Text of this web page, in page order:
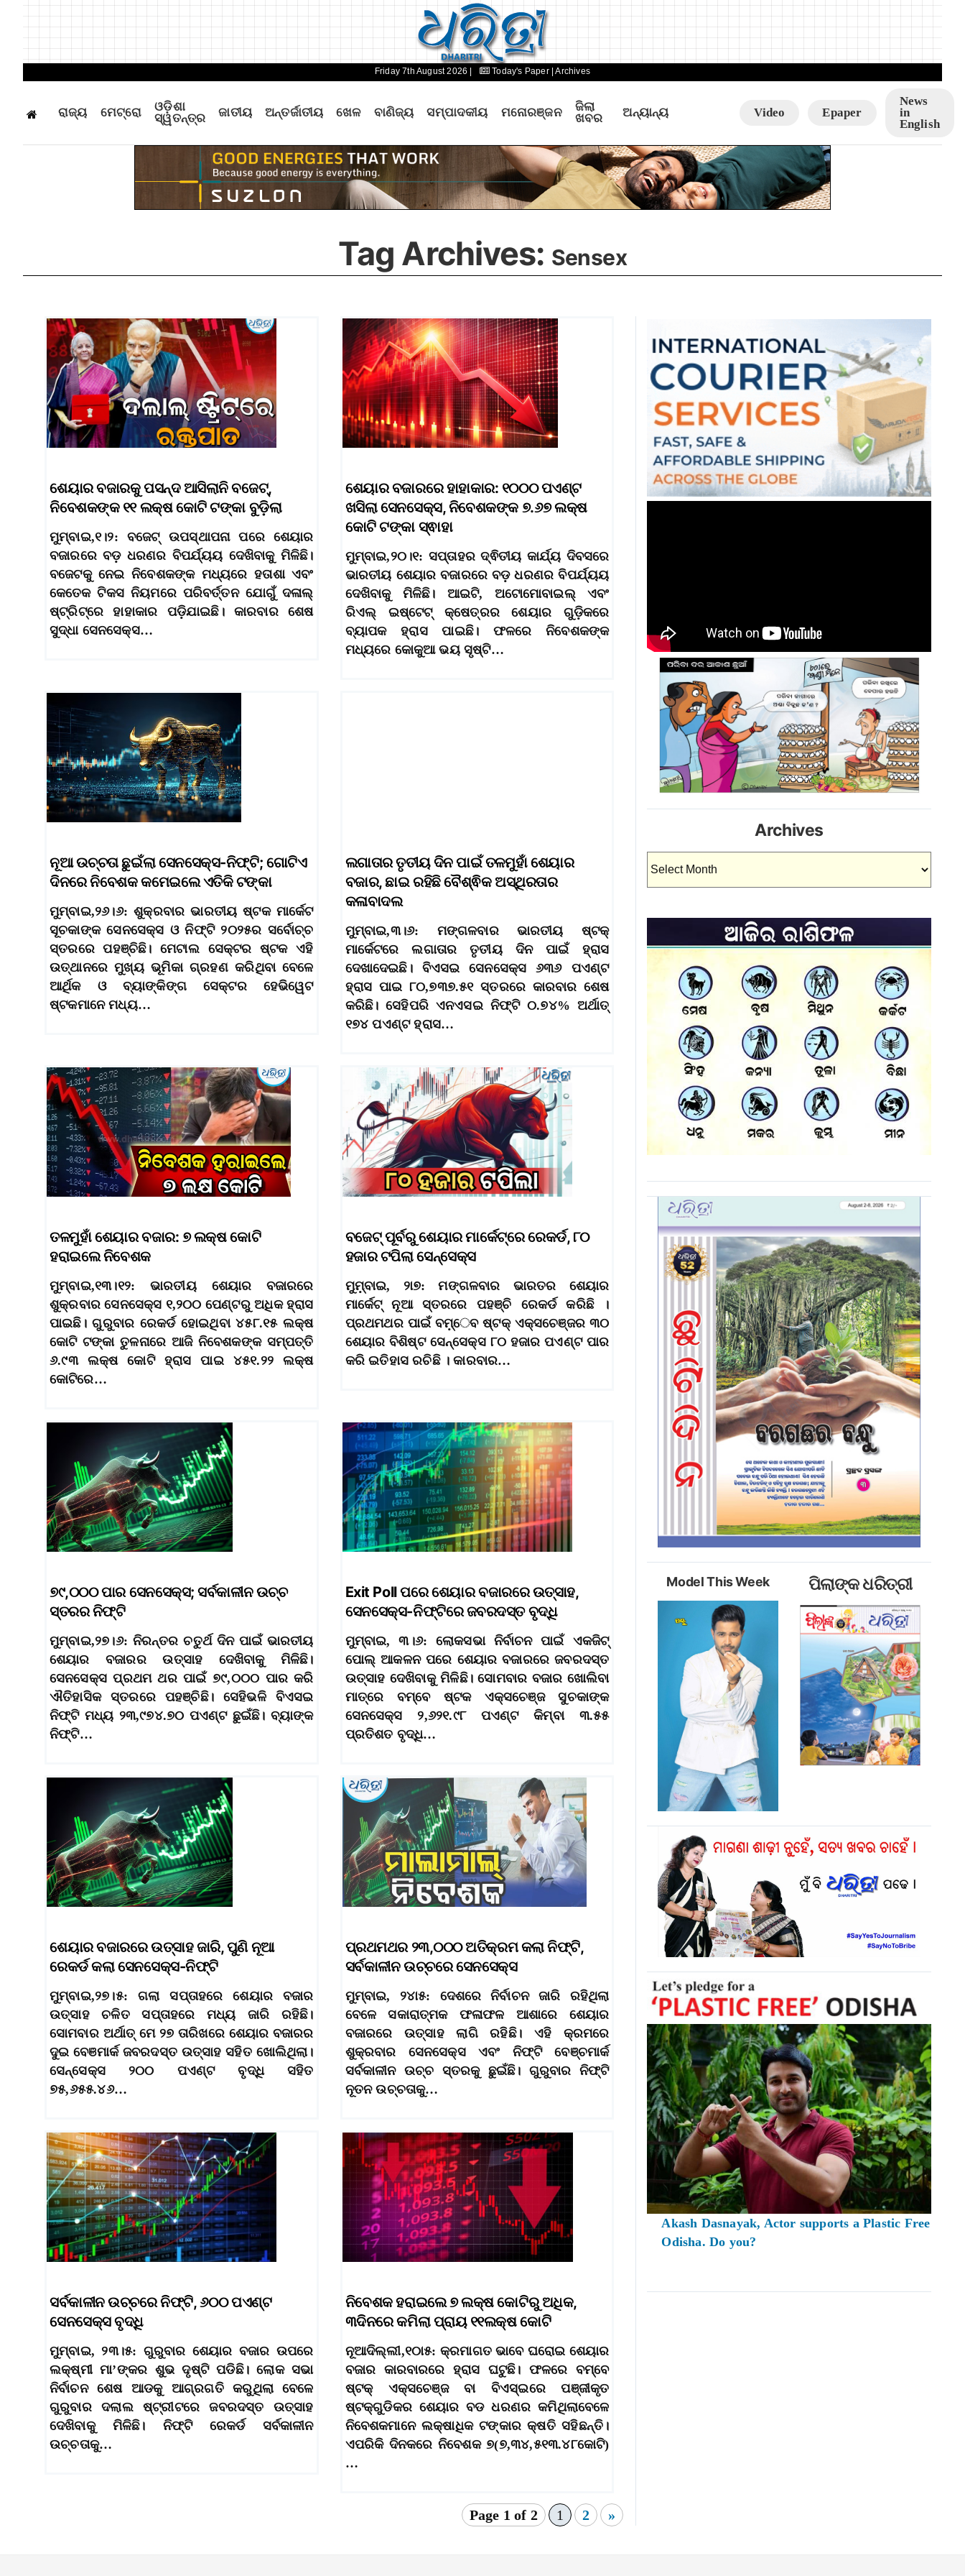
Friday 7th August 2026 | Today's Paper | Archives
ରାଜ୍ୟ ମେଟ୍ରୋ
ଓଡ଼ିଶା
ସ୍ୱତନ୍ତ୍ର
ଜାତୀୟ ଅନ୍ତର୍ଜାତୀୟ ଖେଳ ବାଣିଜ୍ୟ ସମ୍ପାଦକୀୟ ମନୋରଞ୍ଜନ
ଜିଲା
ଖବର
ଅନ୍ୟାନ୍ୟ Video Epaper
News
in
English
Tag Archives: Sensex
ଶେୟାର ବଜାରକୁ ପସନ୍ଦ ଆସିଲାନି ବଜେଟ୍,
ନିବେଶକଙ୍କ ୧୧ ଲକ୍ଷ କୋଟି ଟଙ୍କା ବୁଡ଼ିଲା
ମୁମ୍ବାଇ,୧।୨: ବଜେଟ୍ ଉପସ୍ଥାପନା ପରେ ଶେୟାର
ବଜାରରେ ବଡ଼ ଧରଣର ବିପର୍ଯ୍ୟୟ ଦେଖିବାକୁ ମିଳିଛି।
ବଜେଟକୁ ନେଇ ନିବେଶକଙ୍କ ମଧ୍ୟରେ ହତାଶା ଏବଂ
କେତେକ ଟିକସ ନିୟମରେ ପରିବର୍ତ୍ତନ ଯୋଗୁଁ ଦଳାଲ୍
ଷ୍ଟ୍ରିଟ୍‌ରେ ହାହାକାର ପଡ଼ିଯାଇଛି। କାରବାର ଶେଷ
ସୁଦ୍ଧା ସେନସେକ୍ସ…
ଶେୟାର ବଜାରରେ ହାହାକାର: ୧୦୦୦ ପଏଣ୍ଟ
ଖସିଲା ସେନସେକ୍ସ, ନିବେଶକଙ୍କ ୭.୬୭ ଲକ୍ଷ
କୋଟି ଟଙ୍କା ସ୍ଵାହା
ମୁମ୍ବାଇ,୨୦।୧: ସପ୍ତାହର ଦ୍ଵିତୀୟ କାର୍ଯ୍ୟ ଦିବସରେ
ଭାରତୀୟ ଶେୟାର ବଜାରରେ ବଡ଼ ଧରଣର ବିପର୍ଯ୍ୟୟ
ଦେଖିବାକୁ ମିଳିଛି। ଆଇଟି, ଅଟୋମୋବାଇଲ୍ ଏବଂ
ରିଏଲ୍ ଇଷ୍ଟେଟ୍ କ୍ଷେତ୍ରର ଶେୟାର ଗୁଡ଼ିକରେ
ବ୍ୟାପକ ହ୍ରାସ ପାଇଛି। ଫଳରେ ନିବେଶକଙ୍କ
ମଧ୍ୟରେ କୋକୁଆ ଭୟ ସୃଷ୍ଟି…
ନୂଆ ଉଚ୍ଚତା ଛୁଇଁଲା ସେନସେକ୍ସ-ନିଫ୍ଟି; ଗୋଟିଏ
ଦିନରେ ନିବେଶକ କମେଇଲେ ଏତିକି ଟଙ୍କା
ମୁମ୍ବାଇ,୨୬।୬: ଶୁକ୍ରବାର ଭାରତୀୟ ଷ୍ଟକ ମାର୍କେଟ
ସୂଚକାଙ୍କ ସେନସେକ୍ସ ଓ ନିଫ୍ଟି ୨୦୨୫ର ସର୍ବୋଚ୍ଚ
ସ୍ତରରେ ପହଞ୍ଚିଛି। ମେଟାଲ ସେକ୍ଟର ଷ୍ଟକ ଏହି
ଉତ୍ଥାନରେ ମୁଖ୍ୟ ଭୂମିକା ଗ୍ରହଣ କରିଥିବା ବେଳେ
ଆର୍ଥିକ ଓ ବ୍ୟାଙ୍କିଙ୍ଗ ସେକ୍ଟର ହେଭିୱେଟ
ଷ୍ଟକମାନେ ମଧ୍ୟ…
ଲଗାତାର ତୃତୀୟ ଦିନ ପାଇଁ ତଳମୁହାଁ ଶେୟାର
ବଜାର, ଛାଇ ରହିଛି ବୈଶ୍ଵିକ ଅସ୍ଥିରତାର
କଳାବାଦଲ
ମୁମ୍ବାଇ,୩।୬: ମଙ୍ଗଳବାର ଭାରତୀୟ ଷ୍ଟକ୍
ମାର୍କେଟରେ ଲଗାତାର ତୃତୀୟ ଦିନ ପାଇଁ ହ୍ରାସ
ଦେଖାଦେଇଛି। ବିଏସଇ ସେନସେକ୍ସ ୬୩୬ ପଏଣ୍ଟ
ହ୍ରାସ ପାଇ ୮୦,୭୩୭.୫୧ ସ୍ତରରେ କାରବାର ଶେଷ
କରିଛି। ସେହିପରି ଏନଏସଇ ନିଫ୍ଟି ୦.୭୪% ଅର୍ଥାତ୍
୧୭୪ ପଏଣ୍ଟ ହ୍ରାସ…
ତଳମୁହାଁ ଶେୟାର ବଜାର: ୭ ଲକ୍ଷ କୋଟି
ହରାଇଲେ ନିବେଶକ
ମୁମ୍ବାଇ,୧୩।୧୨: ଭାରତୀୟ ଶେୟାର ବଜାରରେ
ଶୁକ୍ରବାର ସେନସେକ୍ସ ୧,୨୦୦ ପେଣ୍ଟରୁ ଅଧିକ ହ୍ରାସ
ପାଇଛି। ଗୁରୁବାର ରେକର୍ଡ ହୋଇଥିବା ୪୫୮.୧୫ ଲକ୍ଷ
କୋଟି ଟଙ୍କା ତୁଳନାରେ ଆଜି ନିବେଶକଙ୍କ ସମ୍ପତ୍ତି
୬.୯୩ ଲକ୍ଷ କୋଟି ହ୍ରାସ ପାଇ ୪୫୧.୨୨ ଲକ୍ଷ
କୋଟିରେ…
ବଜେଟ୍‌ ପୂର୍ବରୁ ଶେୟାର ମାର୍କେଟ୍‌ରେ ରେକର୍ଡ, ୮୦
ହଜାର ଟପିଲା ସେନ୍‌ସେକ୍ସ
ମୁମ଼୍ବାଇ, ୨ା୭: ମଙ୍ଗଳବାର ଭାରତର ଶେୟାର
ମାର୍କେଟ୍‌ ନୂଆ ସ୍ତରରେ ପହଞ୍ଚି ରେକର୍ଡ କରିଛି ।
ପ୍ରଥମଥର ପାଇଁ ବମ଼୍େବ ଷ୍ଟକ୍‌ ଏକ୍ସଚେଞ୍ଜର ୩୦
ଶେୟାର ବିଶିଷ୍ଟ ସେନ୍‌ସେକ୍ସ ୮୦ ହଜାର ପଏଣ୍ଟ ପାର
କରି ଇତିହାସ ରଚିଛି । କାରବାର…
୭୯,୦୦୦ ପାର ସେନସେକ୍ସ; ସର୍ବକାଳୀନ ଉଚ୍ଚ
ସ୍ତରର ନିଫ୍ଟି
ମୁମ୍ବାଇ,୨୭।୬: ନିରନ୍ତର ଚତୁର୍ଥ ଦିନ ପାଇଁ ଭାରତୀୟ
ଶେୟାର ବଜାରର ଉତ୍ସାହ ଦେଖିବାକୁ ମିଳିଛି।
ସେନସେକ୍ସ ପ୍ରଥମ ଥର ପାଇଁ ୭୯,୦୦୦ ପାର କରି
ଐତିହାସିକ ସ୍ତରରେ ପହଞ୍ଚିଛି। ସେହିଭଳି ବିଏସଇ
ନିଫ୍ଟି ମଧ୍ୟ ୨୩,୯୭୪.୭୦ ପଏଣ୍ଟ ଛୁଇଁଛି। ବ୍ୟାଙ୍କ
ନିଫ୍ଟି…
Exit Poll ପରେ ଶେୟାର ବଜାରରେ ଉତ୍ସାହ,
ସେନସେକ୍ସ-ନିଫ୍ଟିରେ ଜବରଦସ୍ତ ବୃଦ୍ଧି
ମୁମ୍ବାଇ, ୩।୬: ଲୋକସଭା ନିର୍ବାଚନ ପାଇଁ ଏକଜିଟ୍
ପୋଲ୍ ଆକଳନ ପରେ ଶେୟାର ବଜାରରେ ଜବରଦସ୍ତ
ଉତ୍ସାହ ଦେଖିବାକୁ ମିଳିଛି। ସୋମବାର ବଜାର ଖୋଲିବା
ମାତ୍ରେ ବମ୍ବେ ଷ୍ଟକ ଏକ୍ସଚେଞ୍ଜ ସୁଚକାଙ୍କ
ସେନସେକ୍ସ ୨,୬୨୧.୯୮ ପଏଣ୍ଟ କିମ୍ବା ୩.୫୫
ପ୍ରତିଶତ ବୃଦ୍ଧି…
ଶେୟାର ବଜାରରେ ଉତ୍ସାହ ଜାରି, ପୁଣି ନୂଆ
ରେକର୍ଡ କଲା ସେନସେକ୍ସ-ନିଫ୍ଟି
ମୁମ୍ବାଇ,୨୭।୫: ଗଲା ସପ୍ତାହରେ ଶେୟାର ବଜାର
ଉତ୍ସାହ ଚଳିତ ସପ୍ତାହରେ ମଧ୍ୟ ଜାରି ରହିଛି।
ସୋମବାର ଅର୍ଥାତ୍‌ ମେ ୨୭ ତାରିଖରେ ଶେୟାର ବଜାରର
ଦୁଇ ବେଞମାର୍କ ଜବରଦସ୍ତ ଉତ୍ସାହ ସହିତ ଖୋଲିଥିଲା।
ସେନ୍‌ସେକ୍ସ ୨୦୦ ପଏଣ୍ଟ ବୃଦ୍ଧି ସହିତ
୭୫,୬୫୫.୪୬…
ପ୍ରଥମଥର ୨୩,୦୦୦ ଅତିକ୍ରମ କଲା ନିଫ୍ଟି,
ସର୍ବକାଳୀନ ଉଚ୍ଚରେ ସେନସେକ୍ସ
ମୁମ୍ବାଇ, ୨୪ା୫: ଦେଶରେ ନିର୍ବାଚନ ଜାରି ରହିଥିଲା
ବେଳେ ସକାରାତ୍ମକ ଫଳାଫଳ ଆଶାରେ ଶେୟାର
ବଜାରରେ ଉତ୍ସାହ ଲାଗି ରହିଛି। ଏହି କ୍ରମରେ
ଶୁକ୍ରବାର ସେନସେକ୍ସ ଏବଂ ନିଫ୍ଟି ବେଞ୍ଚମାର୍କ
ସର୍ବକାଳୀନ ଉଚ୍ଚ ସ୍ତରକୁ ଛୁଇଁଛି। ଗୁରୁବାର ନିଫ୍ଟି
ନୂତନ ଉଚ୍ଚତାକୁ…
ସର୍ବକାଳୀନ ଉଚ୍ଚରେ ନିଫ୍ଟି, ୬୦୦ ପଏଣ୍ଟ
ସେନସେକ୍ସ ବୃଦ୍ଧି
ମୁମ୍ବାଇ, ୨୩।୫: ଗୁରୁବାର ଶେୟାର ବଜାର ଉପରେ
ଲକ୍ଷ୍ମୀ ମା’ଙ୍କର ଶୁଭ ଦୃଷ୍ଟି ପଡିଛି। ଲୋକ ସଭା
ନିର୍ବାଚନ ଶେଷ ଆଡକୁ ଆଗ୍ରଗତି କରୁଥିଲା ବେଳେ
ଗୁରୁବାର ଦଲାଲ ଷ୍ଟ୍ରୀଟରେ ଜବରଦସ୍ତ ଉତ୍ସାହ
ଦେଖିବାକୁ ମିଳିଛି। ନିଫ୍ଟି ରେକର୍ଡ ସର୍ବକାଳୀନ
ଉଚ୍ଚତାକୁ…
ନିବେଶକ ହରାଇଲେ ୭ ଲକ୍ଷ କୋଟିରୁ ଅଧିକ,
୩ଦିନରେ କମିଲା ପ୍ରାୟ ୧୧ଲକ୍ଷ କୋଟି
ନୂଆଦିଲ୍ଲୀ,୧୦ା୫: କ୍ରମାଗତ ଭାବେ ଘରୋଇ ଶେୟାର
ବଜାର କାରବାରରେ ହ୍ରାସ ଘଟୁଛି। ଫଳରେ ବମ୍ବେ
ଷ୍ଟକ୍‌ ଏକ୍ସଚେଞ୍ଜ ବା ବିଏସ୍‌ଇରେ ପଞ୍ଜୀକୃତ
ଷ୍ଟକ୍‌ଗୁଡିକର ଶେୟାର ବଡ ଧରଣର କମିଥିଲାବେଳେ
ନିବେଶକମାନେ ଲକ୍ଷାଧିକ ଟଙ୍କାର କ୍ଷତି ସହିଛନ୍ତି।
ଏପରିକି ଦିନକରେ ନିବେଶକ ୭(୭,୩୪,୫୧୩.୪୮କୋଟି)
…
Page 1 of 2 1 2 »
Archives
Archives
Model This Week ପିଲାଙ୍କ ଧରିତ୍ରୀ
Akash Dasnayak, Actor supports a Plastic Free
Odisha. Do you?